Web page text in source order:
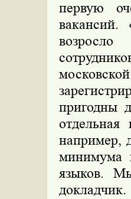
первую
пригодны
например,
минимума
языков.
докладчик.